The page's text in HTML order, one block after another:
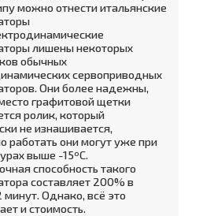
можно отнести итальянские
лишены некоторых
обычных
сервоприводных
Они более надежны,
графитовой щетки
ролик, который
не изнашивается,
работать они могут уже при
выше -15ºС.
способность такого
составляет 200% в
минут. Однако, всё это
и стоимость.